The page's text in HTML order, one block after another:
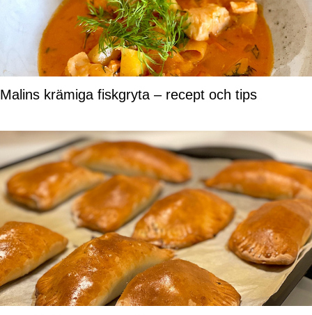
Malins krämiga fiskgryta – recept och tips